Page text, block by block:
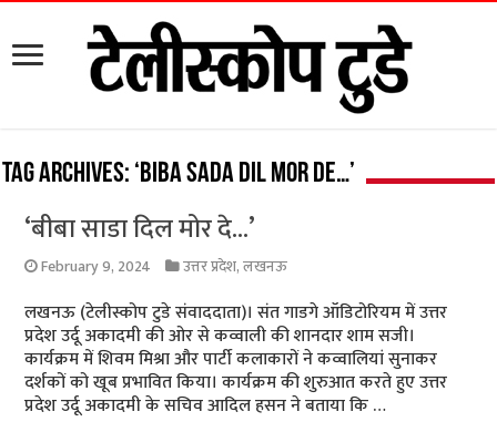
Tag Archives: ‘Biba sada dil mor de…’
‘बीबा साडा दिल मोर दे…’
February 9, 2024 उत्तर प्रदेश,लखनऊ
लखनऊ (टेलीस्कोप टुडे संवाददाता)। संत गाडगे ऑडिटोरियम में उत्तर
प्रदेश उर्दू अकादमी की ओर से कव्वाली की शानदार शाम सजी।
कार्यक्रम में शिवम मिश्रा और पार्टी कलाकारों ने कव्वालियां सुनाकर
दर्शकों को खूब प्रभावित किया। कार्यक्रम की शुरुआत करते हुए उत्तर
प्रदेश उर्दू अकादमी के सचिव आदिल हसन ने बताया कि …